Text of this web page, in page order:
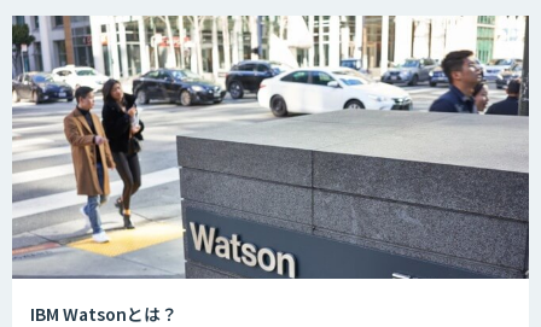
IBM Watsonとは？